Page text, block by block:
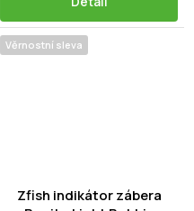
Věrnostní sleva
Zfish indikátor zábera